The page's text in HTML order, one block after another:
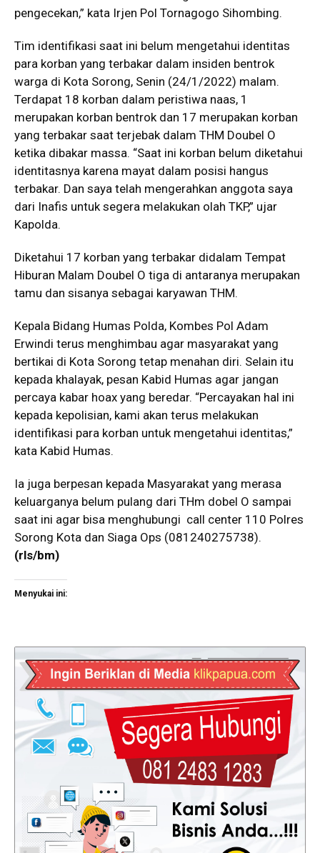
pengecekan,” kata Irjen Pol Tornagogo Sihombing.
Tim identifikasi saat ini belum mengetahui identitas
para korban yang terbakar dalam insiden bentrok
warga di Kota Sorong, Senin (24/1/2022) malam.
Terdapat 18 korban dalam peristiwa naas, 1
merupakan korban bentrok dan 17 merupakan korban
yang terbakar saat terjebak dalam THM Doubel O
ketika dibakar massa. “Saat ini korban belum diketahui
identitasnya karena mayat dalam posisi hangus
terbakar. Dan saya telah mengerahkan anggota saya
dari Inafis untuk segera melakukan olah TKP,” ujar
Kapolda.
Diketahui 17 korban yang terbakar didalam Tempat
Hiburan Malam Doubel O tiga di antaranya merupakan
tamu dan sisanya sebagai karyawan THM.
Kepala Bidang Humas Polda, Kombes Pol Adam
Erwindi terus menghimbau agar masyarakat yang
bertikai di Kota Sorong tetap menahan diri. Selain itu
kepada khalayak, pesan Kabid Humas agar jangan
percaya kabar hoax yang beredar. “Percayakan hal ini
kepada kepolisian, kami akan terus melakukan
identifikasi para korban untuk mengetahui identitas,”
kata Kabid Humas.
Ia juga berpesan kepada Masyarakat yang merasa
keluarganya belum pulang dari THm dobel O sampai
saat ini agar bisa menghubungi call center 110 Polres
Sorong Kota dan Siaga Ops (081240275738).
(rls/bm)
Menyukai ini: